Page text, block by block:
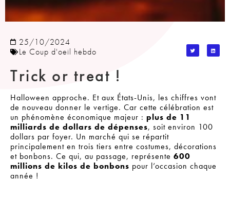
25/10/2024
Le Coup d'oeil hebdo
Trick or treat !
Halloween approche. Et aux États-Unis, les chiffres vont
de nouveau donner le vertige. Car cette célébration est
un phénomène économique majeur : plus de 11
milliards de dollars de dépenses, soit environ 100
dollars par foyer. Un marché qui se répartit
principalement en trois tiers entre costumes, décorations
et bonbons. Ce qui, au passage, représente 600
millions de kilos de bonbons pour l’occasion chaque
année !